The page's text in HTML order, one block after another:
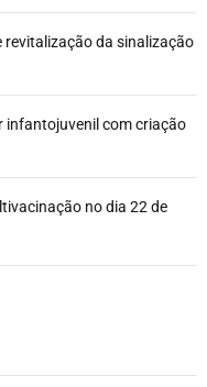
revitalização da sinalização
infantojuvenil com criação
no dia 22 de